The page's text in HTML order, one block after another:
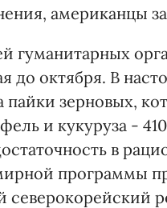
американцы
гуманитарных
до октября. В
зерновых,
и кукуруза -
в
программы